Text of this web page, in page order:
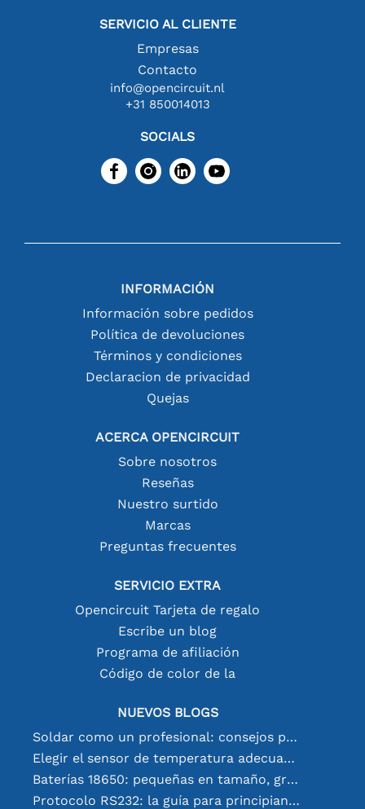
SERVICIO AL CLIENTE
Empresas
Contacto
info@opencircuit.nl
+31 850014013
SOCIALS
INFORMACIÓN
Información sobre pedidos
Política de devoluciones
Términos y condiciones
Declaracion de privacidad
Quejas
ACERCA OPENCIRCUIT
Sobre nosotros
Reseñas
Nuestro surtido
Marcas
Preguntas frecuentes
SERVICIO EXTRA
Opencircuit Tarjeta de regalo
Escribe un blog
Programa de afiliación
Código de color de la
NUEVOS BLOGS
Soldar como un profesional: consejos para conexiones electrónicas perfectas
Elegir el sensor de temperatura adecuado [youtube]
Baterías 18650: pequeñas en tamaño, grandes en rendimiento
Protocolo RS232: la guía para principiantes